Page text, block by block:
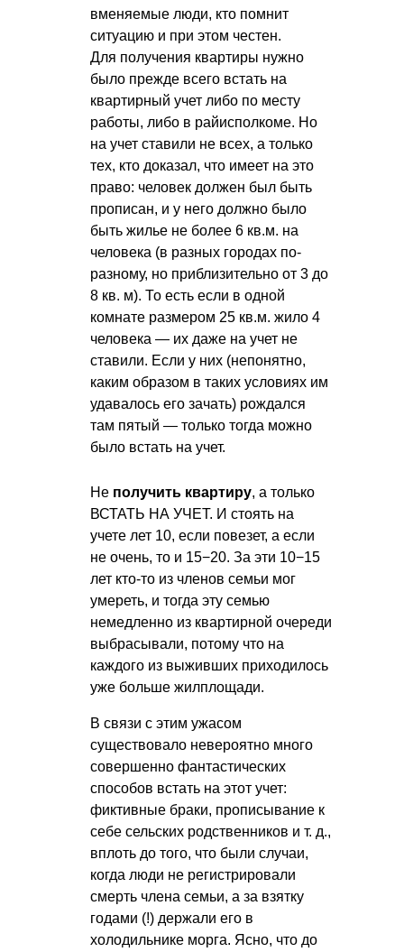
вменяемые люди, кто помнит
ситуацию и при этом честен.
Для получения квартиры нужно
было прежде всего встать на
квартирный учет либо по месту
работы, либо в райисполкоме. Но
на учет ставили не всех, а только
тех, кто доказал, что имеет на это
право: человек должен был быть
прописан, и у него должно было
быть жилье не более 6 кв.м. на
человека (в разных городах по-
разному, но приблизительно от 3 до
8 кв. м). То есть если в одной
комнате размером 25 кв.м. жило 4
человека — их даже на учет не
ставили. Если у них (непонятно,
каким образом в таких условиях им
удавалось его зачать) рождался
там пятый — только тогда можно
было встать на учет.
Не получить квартиру, а только
ВСТАТЬ НА УЧЕТ. И стоять на
учете лет 10, если повезет, а если
не очень, то и 15−20. За эти 10−15
лет кто-то из членов семьи мог
умереть, и тогда эту семью
немедленно из квартирной очереди
выбрасывали, потому что на
каждого из выживших приходилось
уже больше жилплощади.
В связи с этим ужасом
существовало невероятно много
совершенно фантастических
способов встать на этот учет:
фиктивные браки, прописывание к
себе сельских родственников и т. д.,
вплоть до того, что были случаи,
когда люди не регистрировали
смерть члена семьи, а за взятку
годами (!) держали его в
холодильнике морга. Ясно, что до